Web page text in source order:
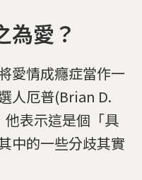
為愛？
愛情成癮症當作一
人厄普(Brian D.
表示這是個「具
中的一些分歧其實